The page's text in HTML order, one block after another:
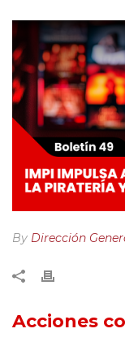
By Dirección
Acciones